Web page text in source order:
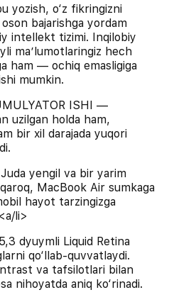
yozish, o‘z fikringizni
bajarishga yordam
intellekt tizimi. Inqilobiy
maʼlumotlaringiz hech
ham — ochiq emasligiga
mumkin.
ISHI —
uzilgan holda ham,
bir xil darajada yuqori
yengil va bir yarim
MacBook Air sumkaga
hayot tarzingizga
li>
dyuymli Liquid Retina
qo‘llab-quvvatlaydi.
va tafsilotlari bilan
nihoyatda aniq ko‘rinadi.